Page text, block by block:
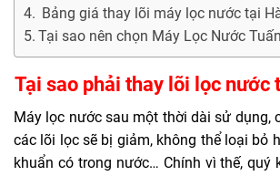
Bảng giá thay lõi máy lọc nước tại
Tại sao nên chọn Máy Lọc Nước
Tại sao phải thay lõi lọc nước
Máy lọc nước sau một thời dài sử dụng,
các lõi lọc sẽ bị giảm, không thể loại bỏ
khuẩn có trong nước… Chính vì thế, quý